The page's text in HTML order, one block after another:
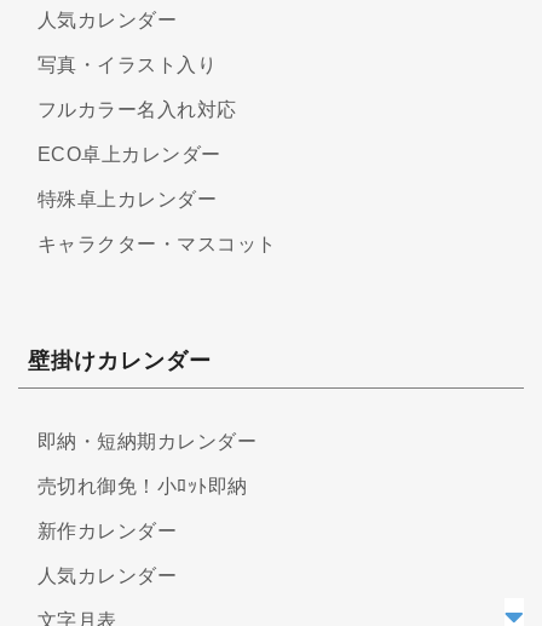
人気カレンダー
写真・イラスト入り
フルカラー名入れ対応
ECO卓上カレンダー
特殊卓上カレンダー
キャラクター・マスコット
壁掛けカレンダー
即納・短納期カレンダー
売切れ御免！小ﾛｯﾄ即納
新作カレンダー
人気カレンダー
文字月表